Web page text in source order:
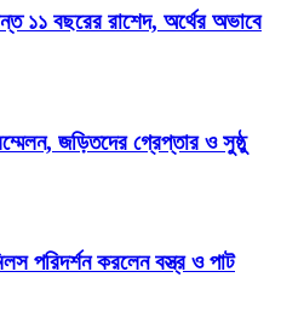
১১ বছরের রাশেদ, অর্থের অভাবে
জড়িতদের গ্রেপ্তার ও সুষ্ঠু
পরিদর্শন করলেন বস্ত্র ও পাট